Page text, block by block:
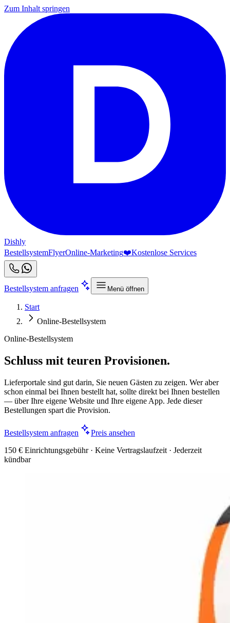
Zum Inhalt springen
Dishly
BestellsystemFlyerOnline-Marketing❤️Kostenlose Services
Bestellsystem anfragen Menü öffnen
Start
Online-Bestellsystem
Online-Bestellsystem
Schluss mit teuren Provisionen.
Lieferportale sind gut darin, Sie neuen Gästen zu zeigen. Wer aber
schon einmal bei Ihnen bestellt hat, sollte direkt bei Ihnen bestellen
— über Ihre eigene Website und Ihre eigene App. Jede dieser
Bestellungen spart die Provision.
Bestellsystem anfragen
Preis ansehen
150 € Einrichtungsgebühr · Keine Vertragslaufzeit · Jederzeit
kündbar